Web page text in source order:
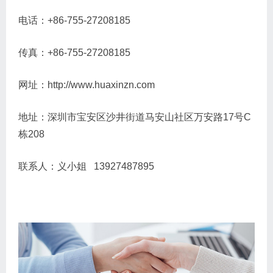
电话：+86-755-27208185
传真：+86-755-27208185
网址：http://www.huaxinzn.com
地址：深圳市宝安区沙井街道马安山社区万安路17号C
栋208
联系人：义小姐 13927487895